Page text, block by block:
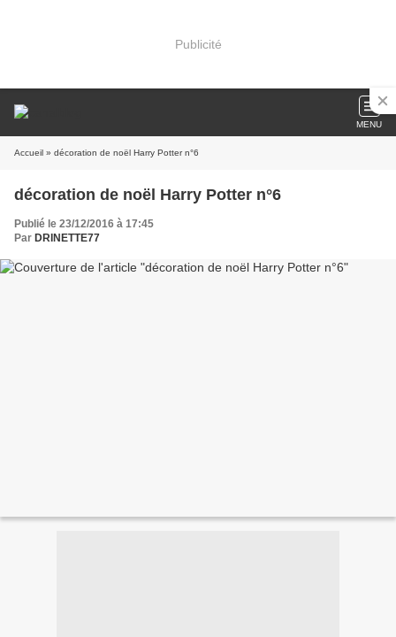
Publicité
MENU
Accueil » décoration de noël Harry Potter n°6
décoration de noël Harry Potter n°6
Publié le 23/12/2016 à 17:45
Par DRINETTE77